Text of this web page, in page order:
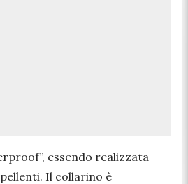
essendo realizzata
Il collarino è